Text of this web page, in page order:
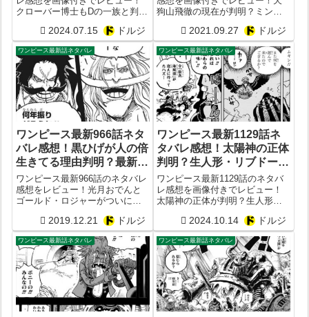
クローバー博士もDの一族と判
2024.07.15 ドルジ
狗山飛徹の現在が判明？ミンク
必殺技（ネコニコバーン&イヌス
パイヤー）がヤバすぎた？ONE
PIECE1027話予想
2021.09.27 ドルジ
ワンピース最新話ネタバレ
ワンピース最新966話ネタ
バレ感想！黒ひげが人の倍
生きてる理由判明？最新
967話の展開予想まとめ
ワンピース最新966話のネタバレ
感想をレビュー！光月おでんと
ゴールド・ロジャーがついに対
2019.12.21 ドルジ
ワンピース最新話ネタバレ
ワンピース最新1129話ネ
タバレ感想！太陽神の正体
判明？生人形・リブドー
ル！次1130話予想
ワンピース最新1129話のネタバ
レ感想を画像付きでレビュー！
太陽神の正体が判明？生人形・
2024.10.14 ドルジ
ワンピース最新話ネタバレ ワンピース最新話ネタバレ